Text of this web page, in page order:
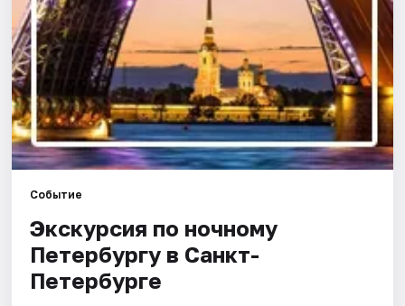
Рейтинги
Событие
Экскурсия по ночному
Петербургу в Санкт-
Петербурге